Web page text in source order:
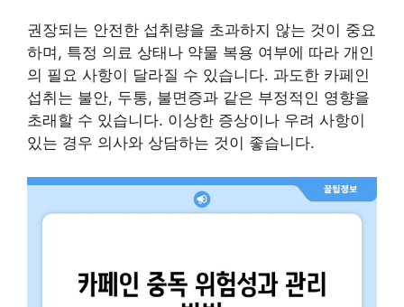
권장되는 안전한 섭취량을 초과하지 않는 것이 중요
하며, 특정 의료 상태나 약물 복용 여부에 따라 개인
의 필요 사항이 달라질 수 있습니다. 과도한 카페인
섭취는 불안, 두통, 불면증과 같은 부정적인 영향을
초래할 수 있습니다. 이상한 증상이나 우려 사항이
있는 경우 의사와 상담하는 것이 좋습니다.